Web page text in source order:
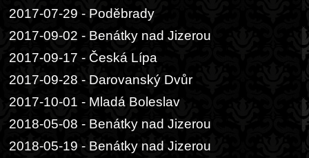
2017-07-29 - Poděbrady
2017-09-02 - Benátky nad Jizerou
2017-09-17 - Česká Lípa
2017-09-28 - Darovanský Dvůr
2017-10-01 - Mladá Boleslav
2018-05-08 - Benátky nad Jizerou
2018-05-19 - Benátky nad Jizerou